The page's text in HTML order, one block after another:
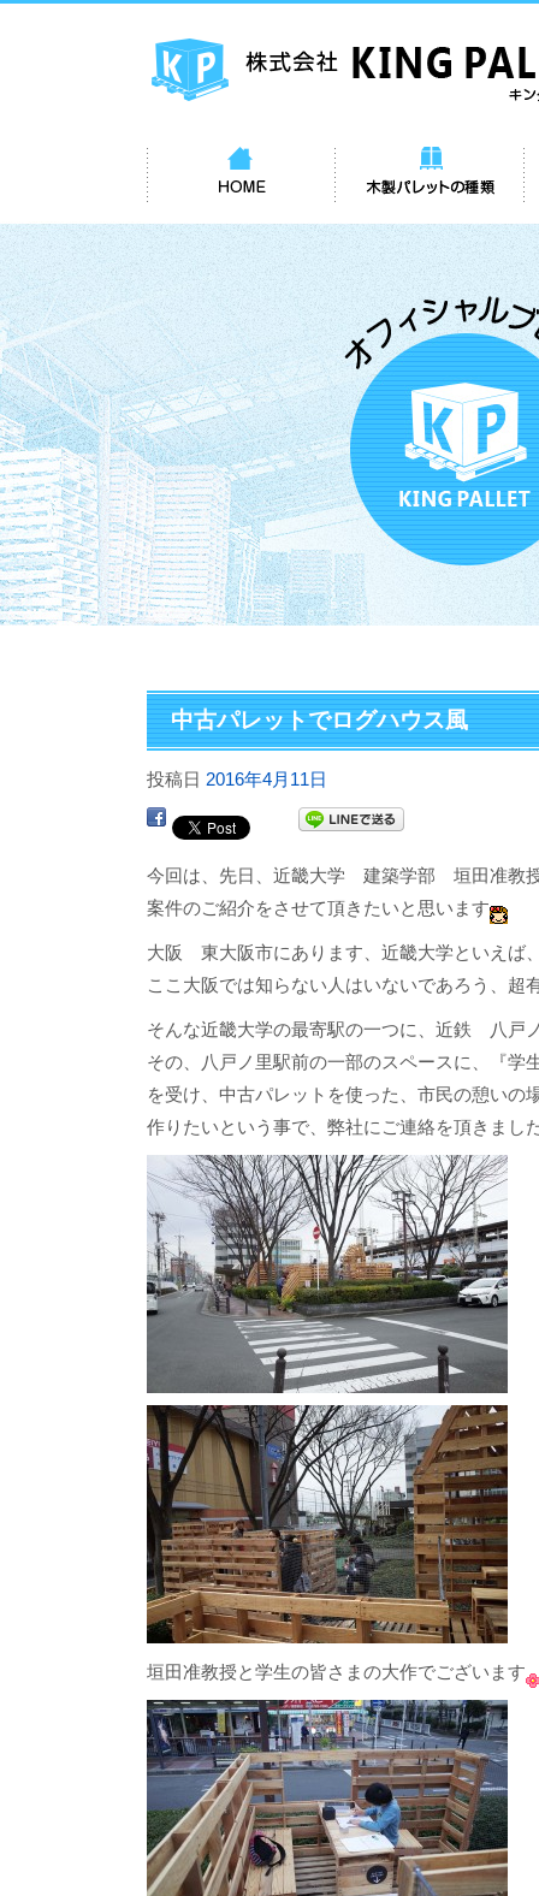
中古パレットでログハウス風
投稿日 2016年4月11日
今回は、先日、近畿大学 建築学部 垣田准教
案件のご紹介をさせて頂きたいと思います
大阪 東大阪市にあります、近畿大学といえば
ここ大阪では知らない人はいないであろう、超
そんな近畿大学の最寄駅の一つに、近鉄 八戸
その、八戸ノ里駅前の一部のスペースに、『学
を受け、中古パレットを使った、市民の憩いの
作りたいという事で、弊社にご連絡を頂きまし
垣田准教授と学生の皆さまの大作でございます